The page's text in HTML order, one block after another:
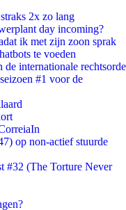
2x zo lang
day incoming?
ik met zijn zoon sprak
te voeden
internationale rechtsorde
#1 voor de
op non-actief stuurde
#32 (The Torture Never